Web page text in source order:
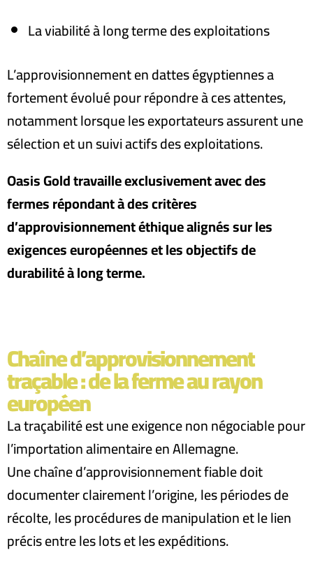
La viabilité à long terme des exploitations
L’approvisionnement en dattes égyptiennes a
fortement évolué pour répondre à ces attentes,
notamment lorsque les exportateurs assurent une
sélection et un suivi actifs des exploitations.
Oasis Gold travaille exclusivement avec des
fermes répondant à des critères
d’approvisionnement éthique alignés sur les
exigences européennes et les objectifs de
durabilité à long terme.
Chaîne d’approvisionnement
traçable : de la ferme au rayon
européen
La traçabilité est une exigence non négociable pour
l’importation alimentaire en Allemagne.
Une chaîne d’approvisionnement fiable doit
documenter clairement l’origine, les périodes de
récolte, les procédures de manipulation et le lien
précis entre les lots et les expéditions.